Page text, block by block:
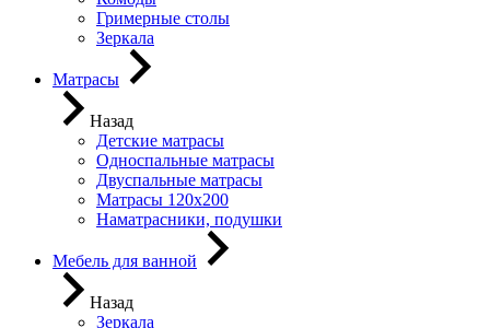
Гримерные столы
Зеркала
Матрасы
Назад
Детские матрасы
Односпальные матрасы
Двуспальные матрасы
Матрасы 120х200
Наматрасники, подушки
Мебель для ванной
Назад
Зеркала